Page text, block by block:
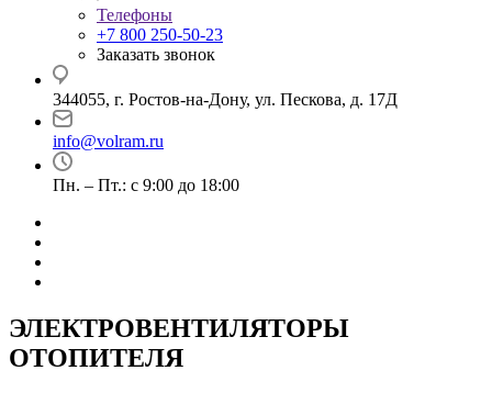
Телефоны
+7 800 250-50-23
Заказать звонок
344055, г. Ростов-на-Дону, ул. Пескова, д. 17Д
info@volram.ru
Пн. – Пт.: с 9:00 до 18:00
ЭЛЕКТРОВЕНТИЛЯТОРЫ
ОТОПИТЕЛЯ